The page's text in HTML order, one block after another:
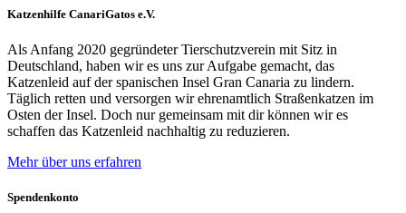
Katzenhilfe CanariGatos e.V.
Als Anfang 2020 gegründeter Tierschutzverein mit Sitz in
Deutschland, haben wir es uns zur Aufgabe gemacht, das
Katzenleid auf der spanischen Insel Gran Canaria zu lindern.
Täglich retten und versorgen wir ehrenamtlich Straßenkatzen im
Osten der Insel. Doch nur gemeinsam mit dir können wir es
schaffen das Katzenleid nachhaltig zu reduzieren.
Mehr über uns erfahren
Spendenkonto